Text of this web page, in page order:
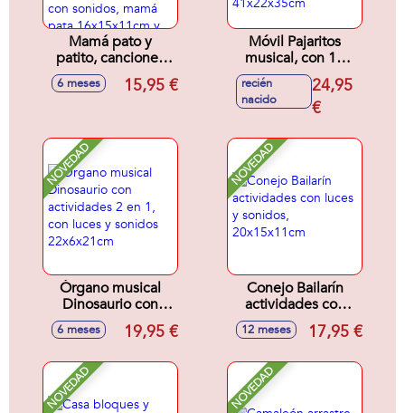
Mamá pato y
patito, canciones
alegres y de cuna,
aprende el
ajustable, con
sonidos, mamá
pata 16x15x11cm y
patito 6x6x4cm
6 meses 15,95 €
Móvil Pajaritos
musical, con 10
canciones
relajantes y modo
silencio, ajustable
41x22x35cm
recién
nacido
24,95
€
NOVEDAD
Órgano musical
Dinosaurio con
actividades 2 en 1,
con luces y sonidos
6 meses 19,95 €
NOVEDAD
Conejo Bailarín
actividades con
luces y sonidos,
20x15x11cm
12 meses 17,95 €
NOVEDAD NOVEDAD